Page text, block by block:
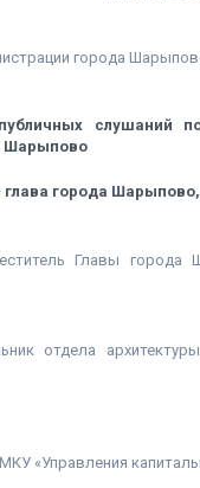
города
слушаний
Шарыпово
города
Главы
отдела
«Управления